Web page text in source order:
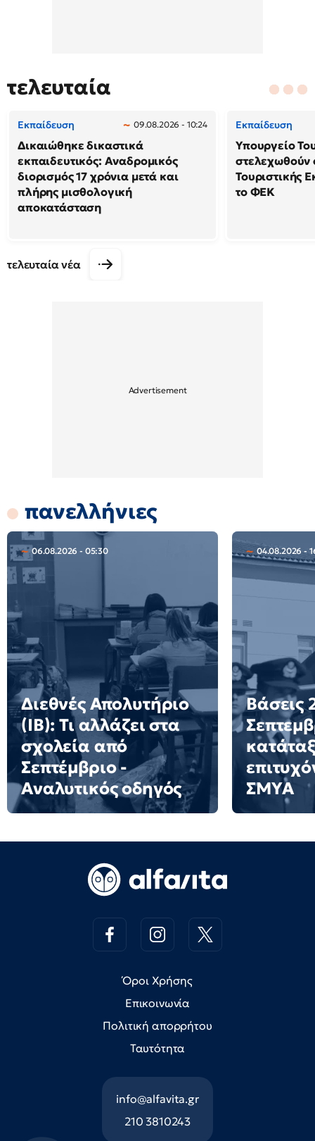
τελευταία
Εκπαίδευση 09.08.2026 - 10:24
Δικαιώθηκε δικαστικά
εκπαιδευτικός: Αναδρομικός
διορισμός 17 χρόνια μετά και
πλήρης μισθολογική
αποκατάσταση
Εκπαίδευση
Υπουργείο
στελεχωθούν
Τουριστικής
το ΦΕΚ
τελευταία νέα
πανελλήνιες
06.08.2026 - 05:30
Διεθνές Απολυτήριο
(IB): Τι αλλάζει στα
σχολεία από
Σεπτέμβριο -
Αναλυτικός οδηγός
04.08.2026 -
Βάσεις
ΣΜΥΑ
Όροι Χρήσης
Επικοινωνία
Πολιτική απορρήτου
Ταυτότητα
info@alfavita.gr
210 3810243